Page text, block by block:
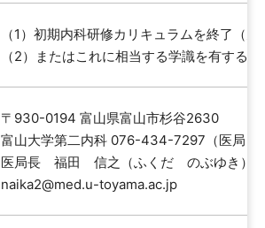
（1）初期内科研修カリキュラムを終了（
（2）またはこれに相当する学識を有する者
〒930-0194 富山県富山市杉谷2630
富山大学第二内科 076-434-7297（医局）
医局長 福田 信之（ふくだ のぶゆき）
naika2@med.u-toyama.ac.jp